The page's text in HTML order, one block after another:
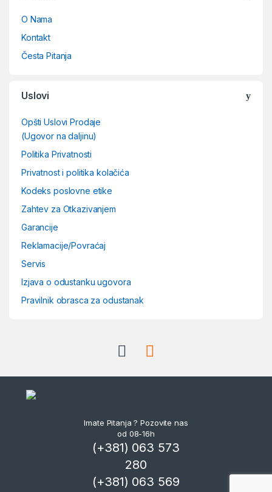
O Nama
Kontakt
Česta Pitanja
Uslovi
Opšti Uslovi Prodaje
(Ugovor na daljinu)
Politika Privatnosti
Privatnost i politika kolačića
Kodeks poslovne etike
Zahtev za Otkazivanjem
Garancije
Reklamacije/Povraćaj
Servis
Izjava o odustanku ugovora
Pravilnik obrasca za odustanak
Imate Pitanja ? Pozovite nas
od 08-16h
(+381) 063 573
280
(+381) 063 569